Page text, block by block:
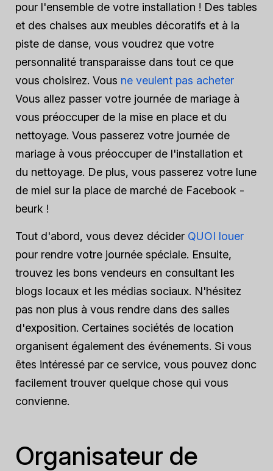
pour l'ensemble de votre installation ! Des tables
et des chaises aux meubles décoratifs et à la
piste de danse, vous voudrez que votre
personnalité transparaisse dans tout ce que
vous choisirez. Vous ne veulent pas acheter
Vous allez passer votre journée de mariage à
vous préoccuper de la mise en place et du
nettoyage. Vous passerez votre journée de
mariage à vous préoccuper de l'installation et
du nettoyage. De plus, vous passerez votre lune
de miel sur la place de marché de Facebook -
beurk !
Tout d'abord, vous devez décider QUOI louer
pour rendre votre journée spéciale. Ensuite,
trouvez les bons vendeurs en consultant les
blogs locaux et les médias sociaux. N'hésitez
pas non plus à vous rendre dans des salles
d'exposition. Certaines sociétés de location
organisent également des événements. Si vous
êtes intéressé par ce service, vous pouvez donc
facilement trouver quelque chose qui vous
convienne.
Organisateur de